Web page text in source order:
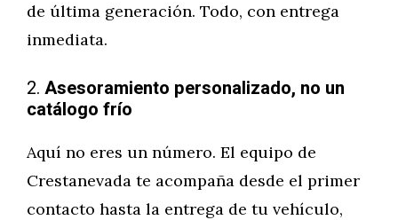
de última generación. Todo, con entrega
inmediata.
2. Asesoramiento personalizado, no un
catálogo frío
Aquí no eres un número. El equipo de
Crestanevada te acompaña desde el primer
contacto hasta la entrega de tu vehículo,